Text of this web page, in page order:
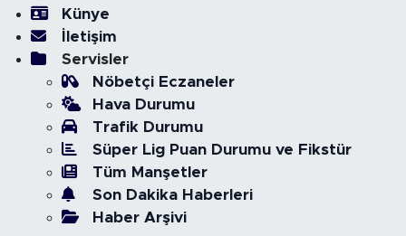
Künye
İletişim
Servisler
Nöbetçi Eczaneler
Hava Durumu
Trafik Durumu
Süper Lig Puan Durumu ve Fikstür
Tüm Manşetler
Son Dakika Haberleri
Haber Arşivi